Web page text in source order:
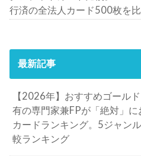
行済の全法人カード500枚を比
最新記事
【2026年】おすすめゴール
有の専門家兼FPが「絶対」
カードランキング。5ジャン
較ランキング